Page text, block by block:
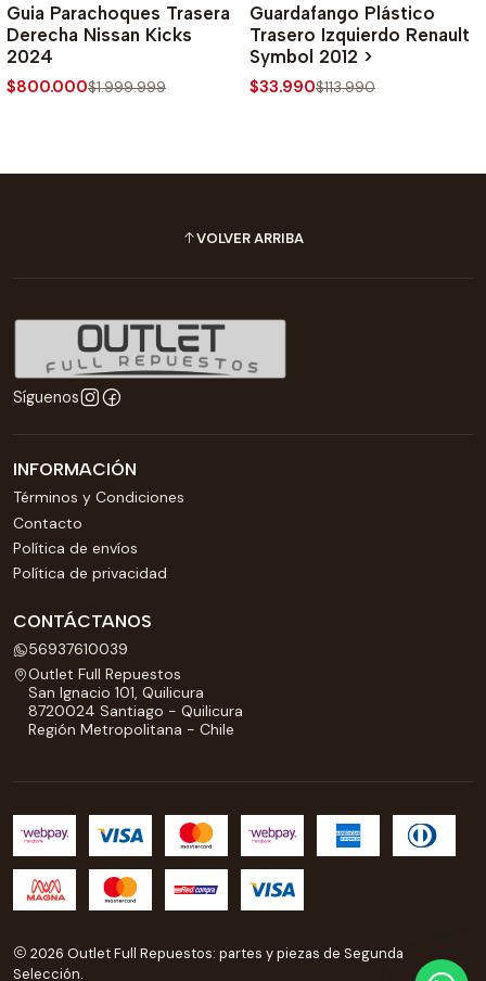
Guia Parachoques Trasera
Derecha Nissan Kicks
2024
$800.000$1.999.999
Guardafango Plástico
Trasero Izquierdo Renault
Symbol 2012 >
$33.990$113.990
VOLVER ARRIBA
Síguenos
INFORMACIÓN
Términos y Condiciones
Contacto
Política de envíos
Política de privacidad
CONTÁCTANOS
56937610039
Outlet Full Repuestos
San Ignacio 101, Quilicura
8720024 Santiago - Quilicura
Región Metropolitana - Chile
2026 Outlet Full Repuestos: partes y piezas de Segunda
Selección.